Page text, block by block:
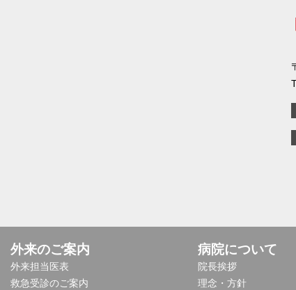
外来のご案内
外来担当医表
救急受診のご案内
病院について
院長挨拶
理念・方針